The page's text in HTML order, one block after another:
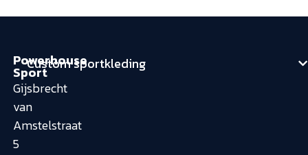
Powerhouse
Sport
Gijsbrecht
van
Amstelstraat
5
Custom sportkleding